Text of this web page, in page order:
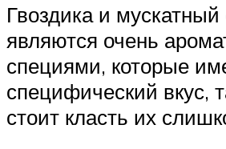
Гвоздика и мускатный
являются очень
специями, которые
специфический вкус,
стоит класть их